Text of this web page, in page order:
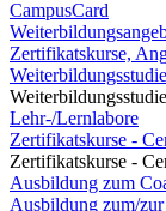
CampusCard
Zertifikatskurse,
Lehr-/Lernlabore
Zertifikatskurse -
Zertifikatskurse -
Ausbildung zum
Ausbildung zum/